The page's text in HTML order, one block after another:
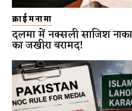
क्राईमनामा
दलमा में नक्सली साजिश
का जखीरा बरामद!